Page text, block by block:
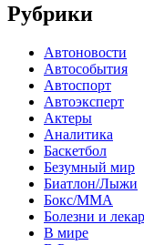
Рубрики
Автоновости
Автособытия
Автоспорт
Автоэксперт
Актеры
Аналитика
Баскетбол
Безумный мир
Биатлон/Лыжи
Бокс/MMA
Болезни и
В мире